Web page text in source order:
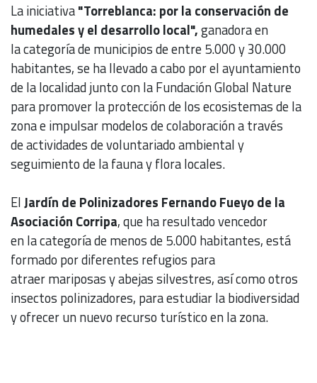
La iniciativa"Torreblanca: por la conservación de
humedales y el desarrollo local",ganadora en
la categoría de municipios de entre 5.000 y 30.000
habitantes, se ha llevado a cabo por el ayuntamiento
de la localidad junto con la Fundación Global Nature
para promover la protección de los ecosistemas de la
zona e impulsar modelos de colaboración a través
de actividades de voluntariado ambiental y
seguimiento de la fauna y flora locales.
ElJardín de Polinizadores Fernando Fueyo de la
Asociación Corripa, que ha resultado vencedor
en la categoría de menos de 5.000 habitantes, está
formado por diferentes refugios para
atraer mariposas y abejas silvestres, así como otros
insectos polinizadores, para estudiar la biodiversidad
y ofrecer un nuevo recurso turístico en la zona.